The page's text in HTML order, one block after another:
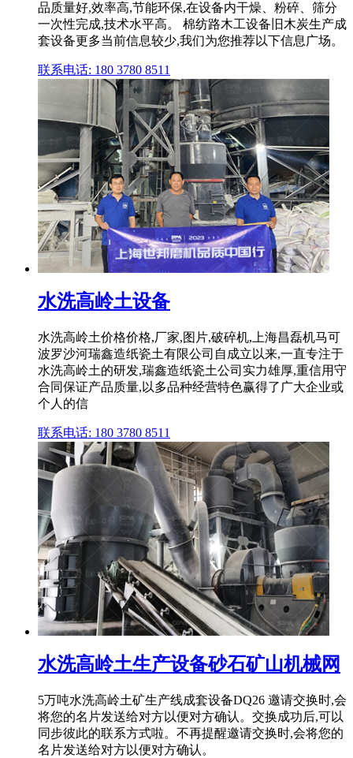
品质量好,效率高,节能环保,在设备内干燥、粉碎、筛分
一次性完成,技术水平高。 棉纺路木工设备旧木炭生产成
套设备更多当前信息较少,我们为您推荐以下信息广场。
联系电话: 180 3780 8511
水洗高岭土设备
水洗高岭土价格价格,厂家,图片,破碎机,上海昌磊机马可
波罗沙河瑞鑫造纸瓷土有限公司自成立以来,一直专注于
水洗高岭土的研发,瑞鑫造纸瓷土公司实力雄厚,重信用守
合同保证产品质量,以多品种经营特色赢得了广大企业或
个人的信
联系电话: 180 3780 8511
水洗高岭土生产设备砂石矿山机械网
5万吨水洗高岭土矿生产线成套设备DQ26 邀请交换时,会
将您的名片发送给对方以便对方确认。交换成功后,可以
同步彼此的联系方式啦。不再提醒邀请交换时,会将您的
名片发送给对方以便对方确认。